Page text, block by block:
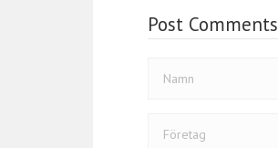
k
Post Comments